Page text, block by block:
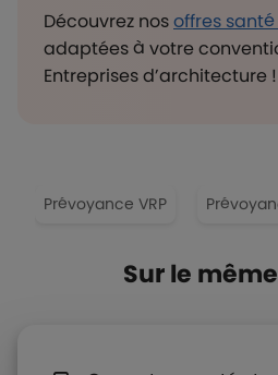
Découvrez nosoffres
adaptées à votre
Entreprises d’architecture !
Prévoyance VRP
Sur le